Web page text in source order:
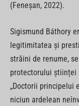
(Feneșan, 2022).
Sigismund Báthory
legitimitatea și
străini de renume,
protectorului științei
„Doctorii principelui
niciun ardelean